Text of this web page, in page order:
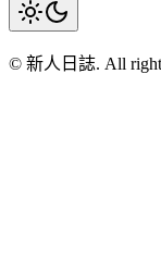
© 新人日誌. All